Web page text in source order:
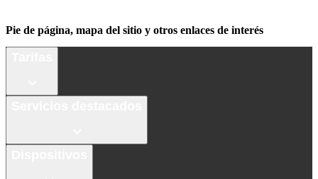
Pie de página, mapa del sitio y otros enlaces de interés